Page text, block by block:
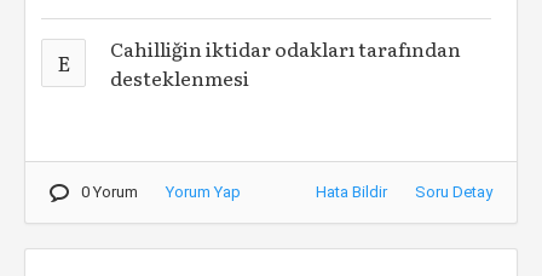
E
Cahilliğin iktidar odakları tarafından
desteklenmesi
0 Yorum Yorum Yap Hata Bildir Soru Detay